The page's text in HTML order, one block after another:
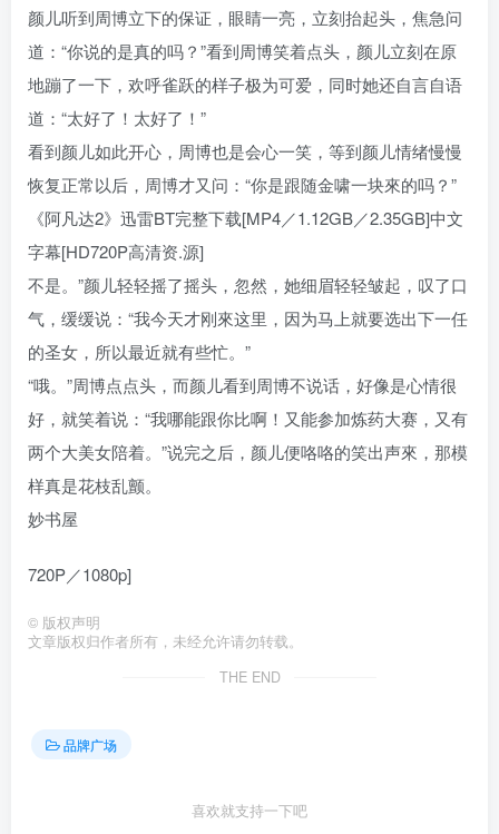
颜儿听到周博立下的保证，眼睛一亮，立刻抬起头，焦急问
道：“你说的是真的吗？”看到周博笑着点头，颜儿立刻在原
地蹦了一下，欢呼雀跃的样子极为可爱，同时她还自言自语
道：“太好了！太好了！”
看到颜儿如此开心，周博也是会心一笑，等到颜儿情绪慢慢
恢复正常以后，周博才又问：“你是跟随金啸一块來的吗？”
《阿凡达2》迅雷BT完整下载[MP4／1.12GB／2.35GB]中文
字幕[HD720P高清资.源]
不是。”颜儿轻轻摇了摇头，忽然，她细眉轻轻皱起，叹了口
气，缓缓说：“我今天才刚來这里，因为马上就要选出下一任
的圣女，所以最近就有些忙。”
“哦。”周博点点头，而颜儿看到周博不说话，好像是心情很
好，就笑着说：“我哪能跟你比啊！又能参加炼药大赛，又有
两个大美女陪着。”说完之后，颜儿便咯咯的笑出声來，那模
样真是花枝乱颤。
妙书屋
720P／1080p]
© 版权声明
文章版权归作者所有，未经允许请勿转载。
THE END
品牌广场
喜欢就支持一下吧